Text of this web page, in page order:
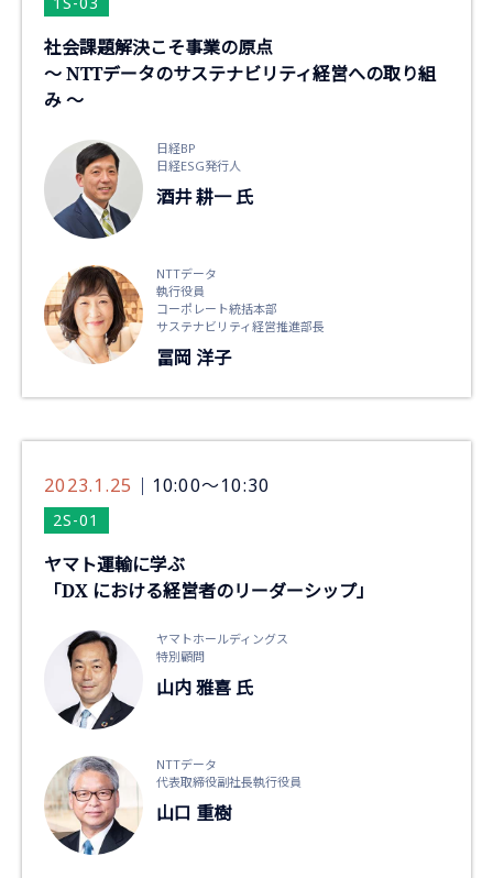
社会課題解決こそ事業の原点
～ NTTデータのサステナビリティ経営への取り組
み ～
日経BP
日経ESG発行人
酒井 耕一 氏
NTTデータ
執行役員
コーポレート統括本部
サステナビリティ経営推進部長
冨岡 洋子
2023.1.25 10:00～10:30
2S-01
ヤマト運輸に学ぶ
「DX における経営者のリーダーシップ」
ヤマトホールディングス
特別顧問
山内 雅喜 氏
NTTデータ
代表取締役副社長執行役員
山口 重樹